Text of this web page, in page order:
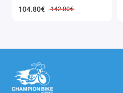
104.80€ 142.00€